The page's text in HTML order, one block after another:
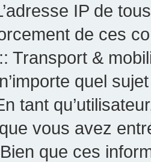
IP de
de ces
Transport &
quel
tant
vous avez
que ces